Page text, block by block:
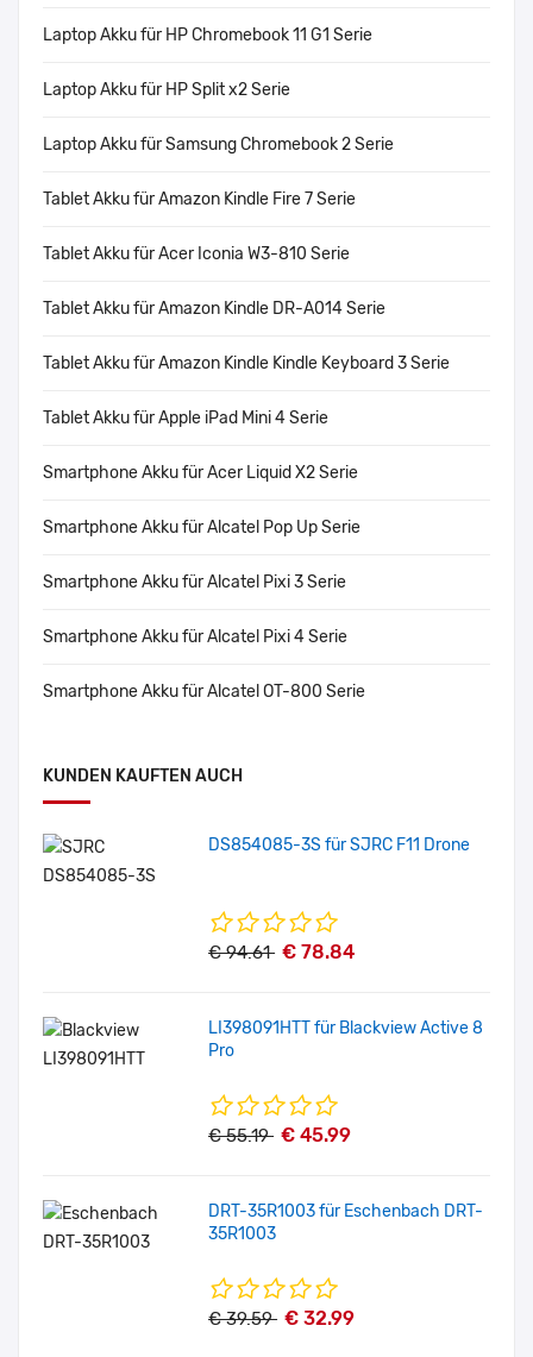
Laptop Akku für HP Chromebook 11 G1 Serie
Laptop Akku für HP Split x2 Serie
Laptop Akku für Samsung Chromebook 2 Serie
Tablet Akku für Amazon Kindle Fire 7 Serie
Tablet Akku für Acer Iconia W3-810 Serie
Tablet Akku für Amazon Kindle DR-A014 Serie
Tablet Akku für Amazon Kindle Kindle Keyboard 3 Serie
Tablet Akku für Apple iPad Mini 4 Serie
Smartphone Akku für Acer Liquid X2 Serie
Smartphone Akku für Alcatel Pop Up Serie
Smartphone Akku für Alcatel Pixi 3 Serie
Smartphone Akku für Alcatel Pixi 4 Serie
Smartphone Akku für Alcatel OT-800 Serie
KUNDEN KAUFTEN AUCH
DS854085-3S für SJRC F11 Drone
€ 94.61 € 78.84
LI398091HTT für Blackview Active 8
Pro
€ 55.19 € 45.99
DRT-35R1003 für Eschenbach DRT-
35R1003
€ 39.59 € 32.99